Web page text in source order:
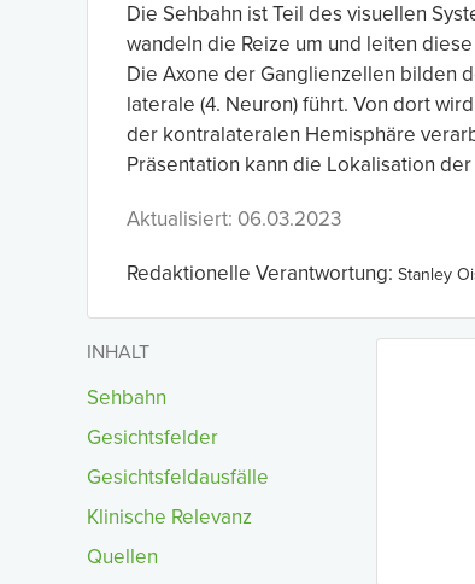
Die Sehbahn ist Teil des visuellen
wandeln die Reize um und leiten
Die Axone der Ganglienzellen bilden
laterale (4. Neuron) führt. Von dort
der kontralateralen Hemisphäre
Präsentation kann die Lokalisation
Aktualisiert: 06.03.2023
Redaktionelle Verantwortung: Stanley
INHALT
Sehbahn
Gesichtsfelder
Gesichtsfeldausfälle
Klinische Relevanz
Quellen